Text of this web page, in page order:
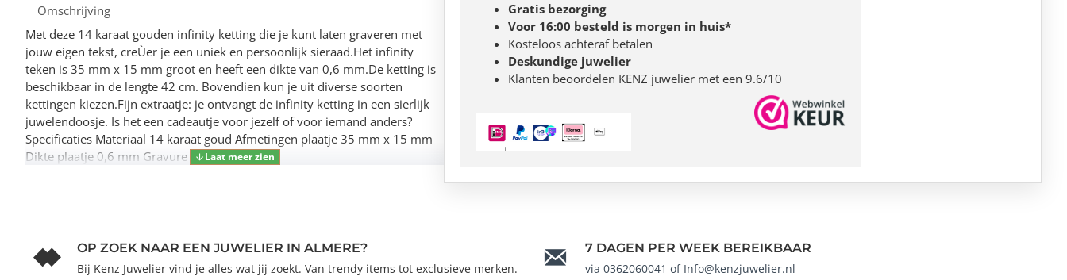
Omschrijving
Met deze 14 karaat gouden infinity ketting die je kunt laten graveren met
jouw eigen tekst, creÙer je een uniek en persoonlijk sieraad.Het infinity
teken is 35 mm x 15 mm groot en heeft een dikte van 0,6 mm.De ketting is
beschikbaar in de lengte 42 cm. Bovendien kun je uit diverse soorten
kettingen kiezen.Fijn extraatje: je ontvangt de infinity ketting in een sierlijk
juwelendoosje. Is het een cadeautje voor jezelf of voor iemand anders?
Specificaties Materiaal 14 karaat goud Afmetingen plaatje 35 mm x 15 mm
Dikte plaatje 0,6 mm Gravure 16 tekens
Gratis bezorging
Voor 16:00 besteld is morgen in huis*
Kosteloos achteraf betalen
Deskundige juwelier
Klanten beoordelen KENZ juwelier met een 9.6/10
OP ZOEK NAAR EEN JUWELIER IN ALMERE?
Bij Kenz Juwelier vind je alles wat jij zoekt. Van trendy items tot exclusieve merken.
7 DAGEN PER WEEK BEREIKBAAR
via 0362060041 of Info@kenzjuwelier.nl